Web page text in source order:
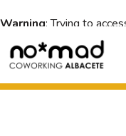
Warning: Trying to
/var/www/vhosts/
content/themes/